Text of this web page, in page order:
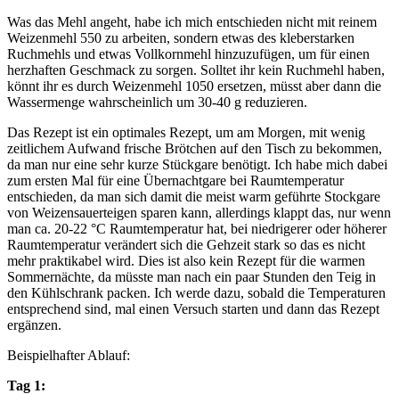
Was das Mehl angeht, habe ich mich entschieden nicht mit reinem
Weizenmehl 550 zu arbeiten, sondern etwas des kleberstarken
Ruchmehls und etwas Vollkornmehl hinzuzufügen, um für einen
herzhaften Geschmack zu sorgen. Solltet ihr kein Ruchmehl haben,
könnt ihr es durch Weizenmehl 1050 ersetzen, müsst aber dann die
Wassermenge wahrscheinlich um 30-40 g reduzieren.
Das Rezept ist ein optimales Rezept, um am Morgen, mit wenig
zeitlichem Aufwand frische Brötchen auf den Tisch zu bekommen,
da man nur eine sehr kurze Stückgare benötigt. Ich habe mich dabei
zum ersten Mal für eine Übernachtgare bei Raumtemperatur
entschieden, da man sich damit die meist warm geführte Stockgare
von Weizensauerteigen sparen kann, allerdings klappt das, nur wenn
man ca. 20-22 °C Raumtemperatur hat, bei niedrigerer oder höherer
Raumtemperatur verändert sich die Gehzeit stark so das es nicht
mehr praktikabel wird. Dies ist also kein Rezept für die warmen
Sommernächte, da müsste man nach ein paar Stunden den Teig in
den Kühlschrank packen. Ich werde dazu, sobald die Temperaturen
entsprechend sind, mal einen Versuch starten und dann das Rezept
ergänzen.
Beispielhafter Ablauf:
Tag 1: